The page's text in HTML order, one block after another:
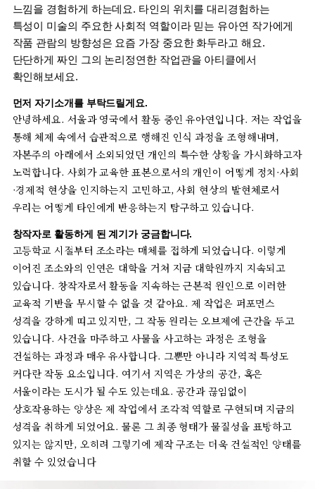
느낌을 경험하게 하는데요. 타인의 위치를 대리경험하는
특성이 미술의 주요한 사회적 역할이라 믿는 유아연 작가에게
작품 관람의 방향성은 요즘 가장 중요한 화두라고 해요.
단단하게 짜인 그의 논리정연한 작업관을 아티클에서
확인해보세요.
먼저 자기소개를 부탁드릴게요.
안녕하세요. 서울과 영국에서 활동 중인 유아연입니다. 저는 작업을
통해 체제 속에서 습관적으로 행해진 인식 과정을 조형해내며,
자본주의 아래에서 소외되었던 개인의 특수한 상황을 가시화하고자
노력합니다. 사회가교육한 표본으로서의 개인이 어떻게 정치 ·사회
·경제적 현상을 인지하는지 고민하고,사회 현상의 발현체로서
우리는 어떻게 타인에게 반응하는지 탐구하고 있습니다.
창작자로 활동하게 된 계기가 궁금합니다.
고등학교 시절부터 조소라는 매체를 접하게 되었습니다. 이렇게
이어진 조소와의 인연은 대학을 거쳐 지금 대학원까지 지속되고
있습니다. 창작자로서 활동을 지속하는 근본적 원인으로 이러한
교육적 기반을 무시할수 없을 것 같아요.제 작업은 퍼포먼스
성격을 강하게 띠고 있지만, 그 작동 원리는 오브제에 근간을 두고
있습니다. 사건을 마주하고 사물을 사고하는 과정은 조형을
건설하는 과정과 매우 유사합니다. 그뿐만 아니라 지역적 특성도
커다란 작동 요소입니다. 여기서 지역은 가상의 공간, 혹은
서울이라는 도시가 될 수도 있는데요.공간과 끊임없이
상호작용하는 양상은 제 작업에서 조각적 역할로 구현되며 지금의
성격을 취하게 되었어요.물론 그 최종 형태가 물질성을 표방하고
있지는 않지만, 오히려 그렇기에 제작구조는 더욱 건설적인 양태를
취할 수 있었습니다